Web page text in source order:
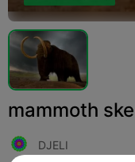
mammoth
DJELI